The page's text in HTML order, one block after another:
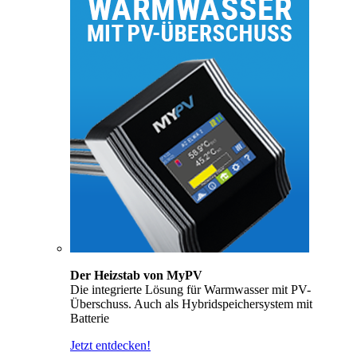
Der Heizstab von MyPV
Die integrierte Lösung für Warmwasser mit PV-
Überschuss. Auch als Hybridspeichersystem mit
Batterie
Jetzt entdecken!